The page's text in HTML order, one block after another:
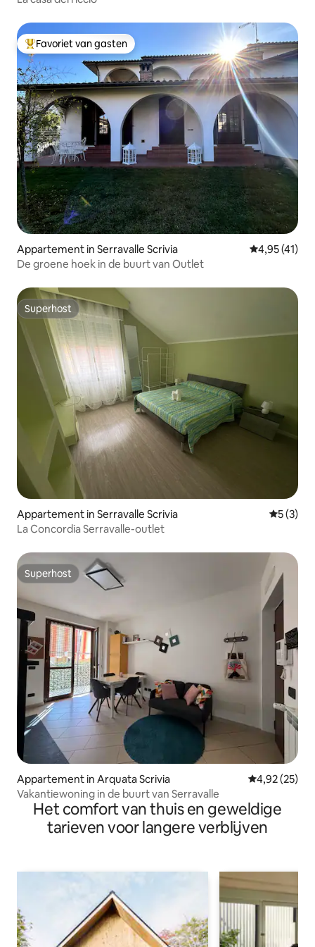
Topfavoriet van gasten
Favoriet van gasten
Appartement in Serravalle Scrivia Gemiddelde
4,95 (41)
De groene hoek in de buurt van Outlet
Superhost
Superhost
Appartement in Serravalle Scrivia
5 (3)
La Concordia Serravalle-outlet
Superhost
Superhost
Appartement in Arquata Scrivia Gemiddelde
4,92 (25)
Vakantiewoning in de buurt van Serravalle
Het comfort van thuis en geweldige
tarieven voor langere verblijven